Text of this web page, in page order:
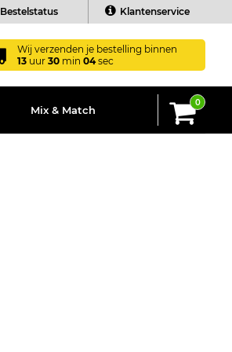
Bestelstatus Klantenservice
Wij verzenden je bestelling binnen
13 uur30 min03sec
Mix & Match
0